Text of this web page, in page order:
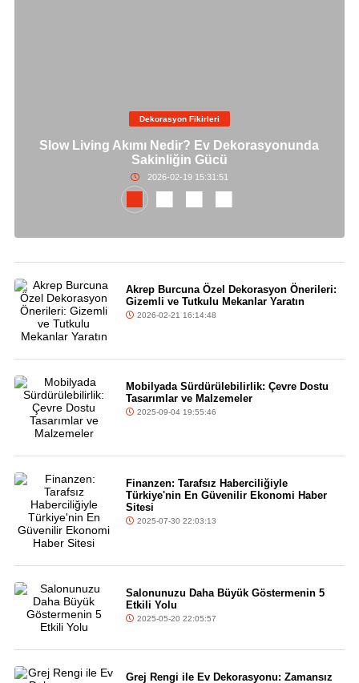
Dekorasyon Fikirleri
Slow Living Akımı Nedir? Ev Dekorasyonunda
Sakinliğin Gücü
2026-02-19 15:31:51
Akrep Burcuna Özel Dekorasyon Önerileri:
Gizemli ve Tutkulu Mekanlar Yaratın
2026-02-21 16:14:48
Mobilyada Sürdürülebilirlik: Çevre Dostu
Tasarımlar ve Malzemeler
2025-09-04 19:55:46
Finanzen: Tarafsız Haberciliğiyle
Türkiye'nin En Güvenilir Ekonomi Haber
Sitesi
2025-07-30 22:03:13
Salonunuzu Daha Büyük Göstermenin 5
Etkili Yolu
2025-05-20 22:05:57
Grej Rengi ile Ev Dekorasyonu: Zamansız